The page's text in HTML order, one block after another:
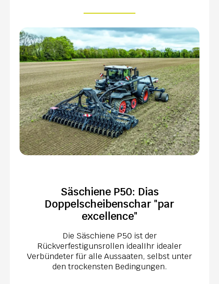
Säschiene P50: Dias
Doppelscheibenschar "par
excellence"
Die Säschiene P50 ist der
Rückverfestigunsrollen idealIhr idealer
Verbündeter für alle Aussaaten, selbst unter
den trockensten Bedingungen.